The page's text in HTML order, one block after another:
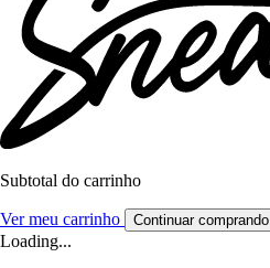
Subtotal do carrinho
Ver meu carrinho Continuar comprando
Loading...